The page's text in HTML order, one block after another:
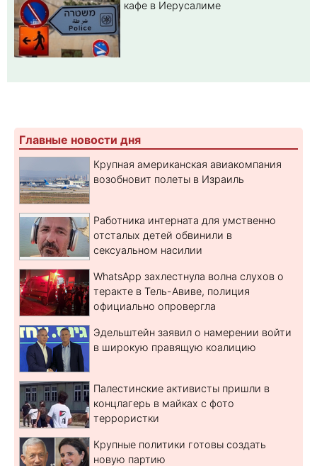
кафе в Иерусалиме
Главные новости дня
Крупная американская авиакомпания
возобновит полеты в Израиль
Работника интерната для умственно
отсталых детей обвинили в
сексуальном насилии
WhatsApp захлестнула волна слухов о
теракте в Тель-Авиве, полиция
официально опровергла
Эдельштейн заявил о намерении войти
в широкую правящую коалицию
Палестинские активисты пришли в
концлагерь в майках с фото
террористки
Крупные политики готовы создать
новую партию